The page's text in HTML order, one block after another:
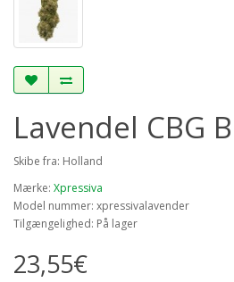
Lavendel CBG
Skibe fra: Holland
Mærke: Xpressiva
Model nummer: xpressivalavender
Tilgængelighed: På lager
23,55€